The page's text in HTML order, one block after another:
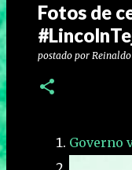
Fotos de
postado por
Governo